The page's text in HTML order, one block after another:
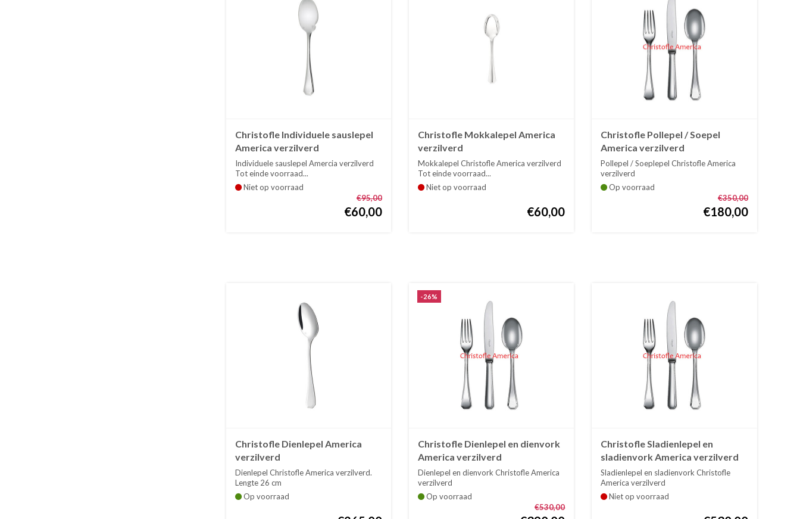
Christofle Individuele sauslepel
America verzilverd
Individuele sauslepel Amercia verzilverd
Tot einde voorraad...
Niet op voorraad
€95,00
€60,00
Christofle Mokkalepel America
verzilverd
Mokkalepel Christofle America verzilverd
Tot einde voorraad...
Niet op voorraad
€60,00
Christofle Pollepel / Soepel
America verzilverd
Pollepel / Soeplepel Christofle America
verzilverd
Tot eind...
Op voorraad
€350,00
€180,00
Christofle Dienlepel America
verzilverd
Dienlepel Christofle America verzilverd.
Lengte 26 cm
Op voorraad
-26%
Christofle Dienlepel en dienvork
America verzilverd
Dienlepel en dienvork Christofle America
verzilverd
Tot ein...
Op voorraad
€530,00
Christofle Sladienlepel en
sladienvork America verzilverd
Sladienlepel en sladienvork Christofle
America verzilverd
Niet op voorraad